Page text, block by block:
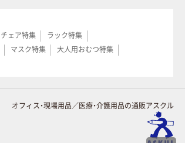
チェア特集
ラック特集
マスク特集
大人用おむつ特集
オフィス・現場用品／医療・介護用品の通販アスクル